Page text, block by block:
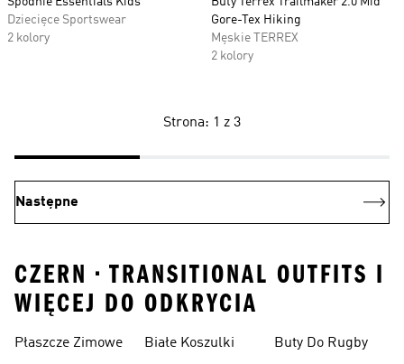
Dziecięce Sportswear
2 kolory
Gore-Tex Hiking
Męskie TERREX
2 kolory
Strona: 1 z 3
Następne
CZERN • TRANSITIONAL OUTFITS I
WIĘCEJ DO ODKRYCIA
Płaszcze Zimowe Białe Koszulki Buty Do Rugby